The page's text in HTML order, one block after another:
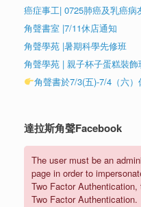
癌症事工| 0725肺癌及乳癌病
角聲書室 |7/11休店通知
角聲學苑 |暑期科學先修班
角聲學苑 | 親子杯子蛋糕裝飾
角聲書於7/3(五)-7/4（六）
達拉斯角聲Facebook
The user must be an
page in order to
Two Factor
Two Factor Authentication.